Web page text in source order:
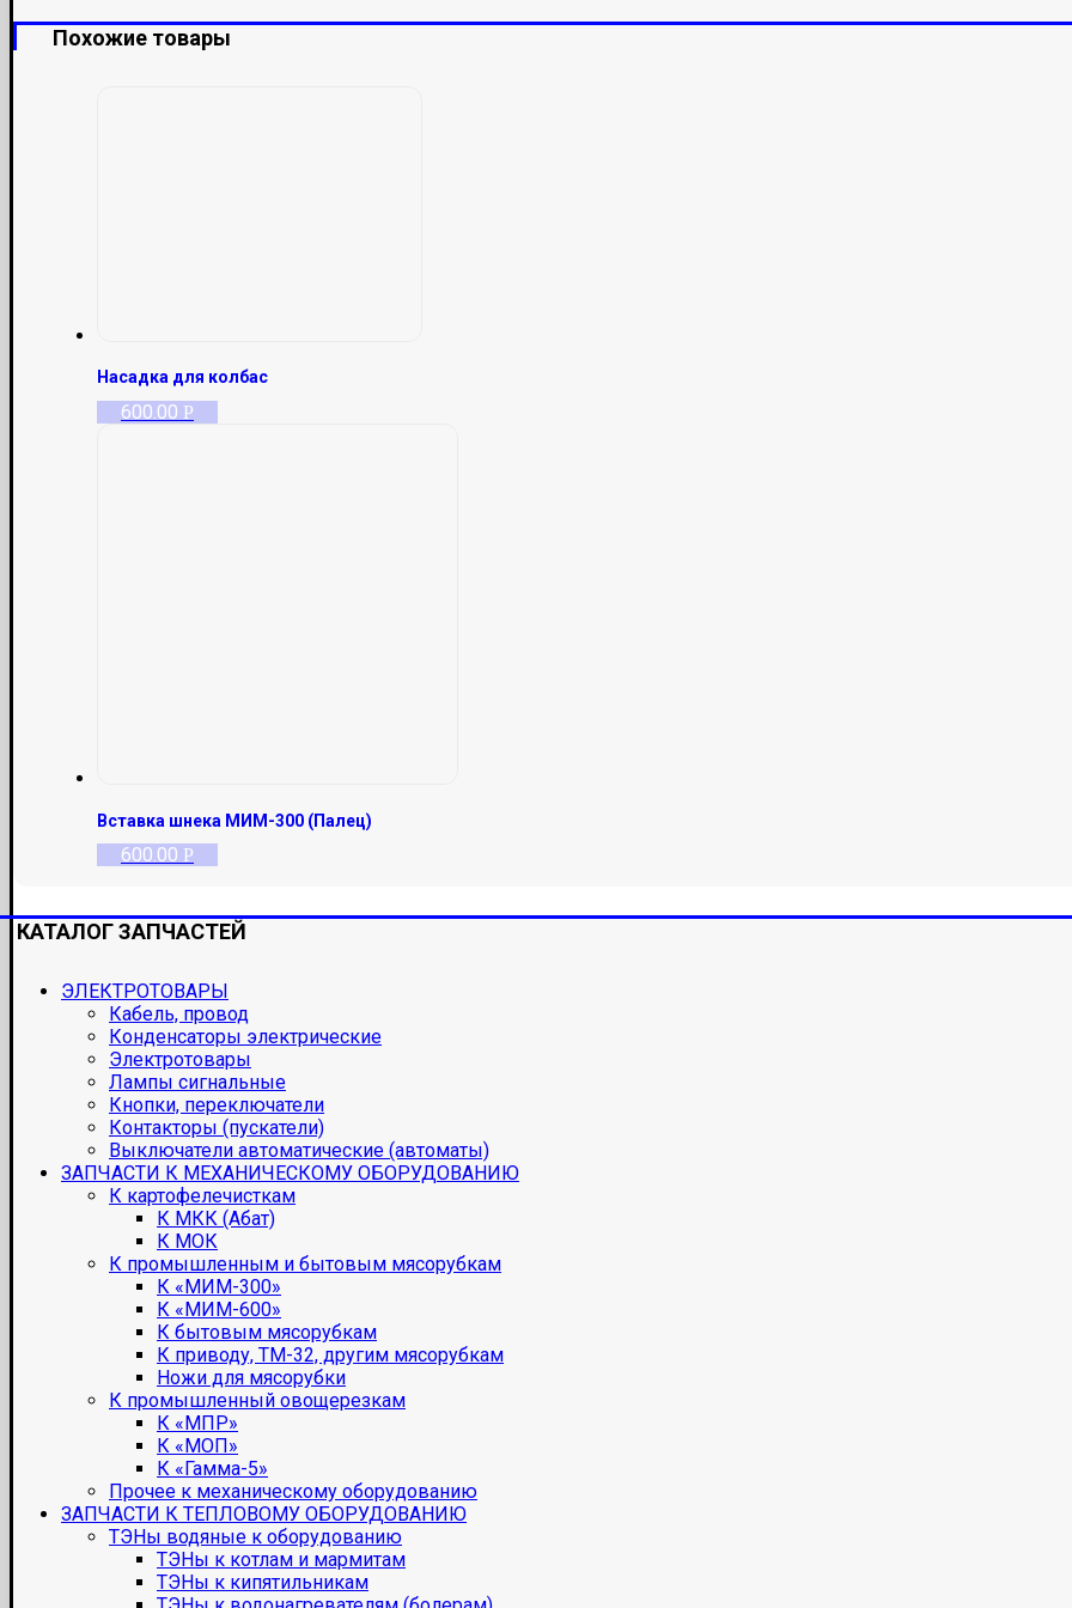
Похожие товары
Насадка для колбас
600.00 Р
Вставка шнека МИМ-300 (Палец)
600.00 Р
КАТАЛОГ ЗАПЧАСТЕЙ
ЭЛЕКТРОТОВАРЫ
Кабель, провод
Конденсаторы электрические
Электротовары
Лампы сигнальные
Кнопки, переключатели
Контакторы (пускатели)
Выключатели автоматические (автоматы)
ЗАПЧАСТИ К МЕХАНИЧЕСКОМУ ОБОРУДОВАНИЮ
К картофелечисткам
К МКК (Абат)
К МОК
К промышленным и бытовым мясорубкам
К «МИМ-300»
К «МИМ-600»
К бытовым мясорубкам
К приводу, ТМ-32, другим мясорубкам
Ножи для мясорубки
К промышленный овощерезкам
К «МПР»
К «МОП»
К «Гамма-5»
Прочее к механическому оборудованию
ЗАПЧАСТИ К ТЕПЛОВОМУ ОБОРУДОВАНИЮ
ТЭНы водяные к оборудованию
ТЭНы к котлам и мармитам
ТЭНы к кипятильникам